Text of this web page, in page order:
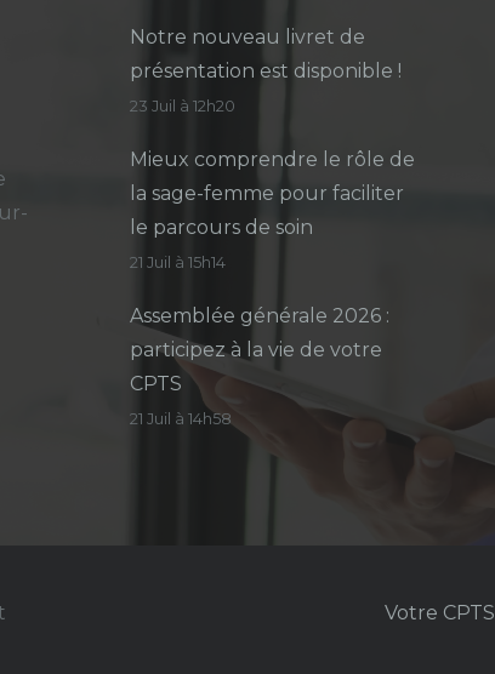
Notre nouveau livret de
présentation est disponible !
23 Juil à 12h20
Mieux comprendre le rôle de
la sage-femme pour faciliter
le parcours de soin
21 Juil à 15h14
Assemblée générale 2026 :
participez à la vie de votre
CPTS
21 Juil à 14h58
Votre CPTS